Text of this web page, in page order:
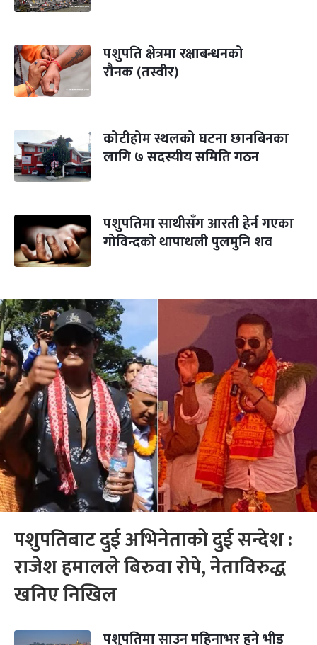
पशुपति क्षेत्रमा रक्षाबन्धनको
रौनक (तस्वीर)
कोटीहोम स्थलको घटना छानबिनका
लागि ७ सदस्यीय समिति गठन
पशुपतिमा साथीसँग आरती हेर्न गएका
गोविन्दको थापाथली पुलमुनि शव
पशुपतिबाट दुई अभिनेताको दुई सन्देश :
राजेश हमालले बिरुवा रोपे, नेताविरुद्ध
खनिए निखिल
पशुपतिमा साउन महिनाभर हुने भीड